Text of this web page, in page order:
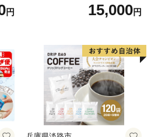
円 15,000円